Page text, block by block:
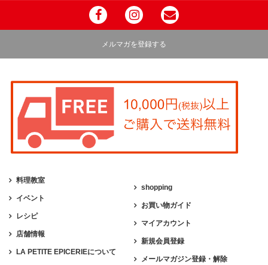
メルマガを登録する
料理教室
イベント
レシピ
店舗情報
LA PETITE EPICERIEについて
shopping
お買い物ガイド
マイアカウント
新規会員登録
メールマガジン登録・解除